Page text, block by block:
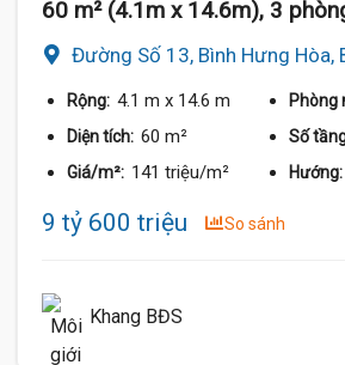
60 m² (4.1m x 14.6m), 3
Đường Số 13, Bình Hưng Hòa,
Rộng: 4.1 m x 14.6 m Phòng
Diện tích: 60 m² Số
Giá/m²: 141 triệu/m² Hướng:
9 tỷ 600 triệu So sánh
Khang BĐS